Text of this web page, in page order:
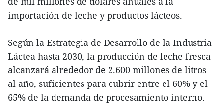
importación de leche y productos lácteos.
Según la Estrategia de Desarrollo de la Industria
Láctea hasta 2030, la producción de leche fresca
alcanzará alrededor de 2.600 millones de litros
al año, suficientes para cubrir entre el 60% y el
65% de la demanda de procesamiento interno.